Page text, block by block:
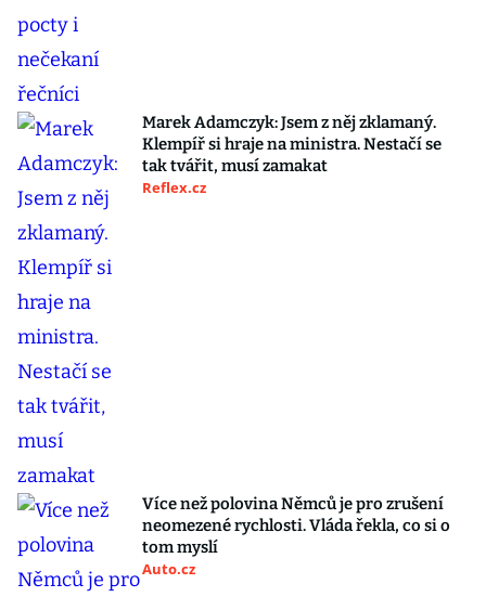
Marek Adamczyk: Jsem z něj zklamaný.
Klempíř si hraje na ministra. Nestačí se
tak tvářit, musí zamakat
Reflex.cz
Více než polovina Němců je pro zrušení
neomezené rychlosti. Vláda řekla, co si o
tom myslí
Auto.cz